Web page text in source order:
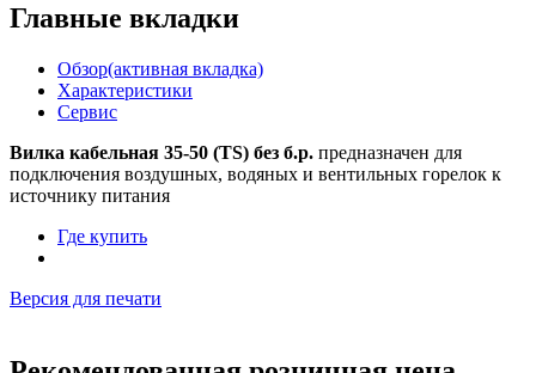
Главные вкладки
Обзор(активная вкладка)
Характеристики
Сервис
Вилка кабельная 35-50 (TS) без б.р. предназначен для
подключения воздушных, водяных и вентильных горелок к
источнику питания
Где купить
Версия для печати